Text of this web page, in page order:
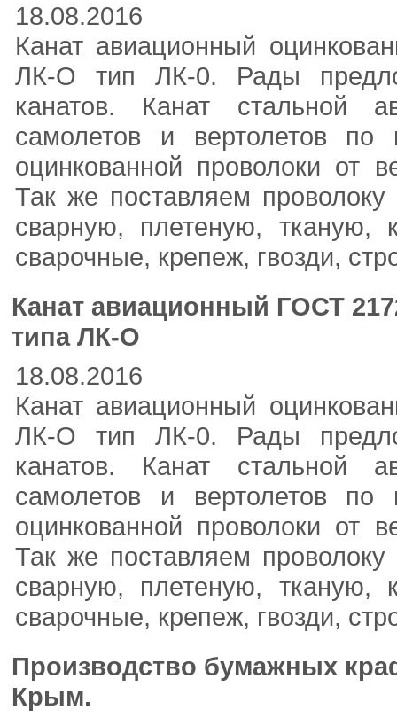
18.08.2016
Канат авиационный
ЛК-О тип ЛК-0. Рады
канатов. Канат стальной
самолетов и вертолетов
оцинкованной проволоки от
Так же поставляем
сварную, плетеную, тканую,
сварочные, крепеж, гвозди,
Канат авиационный ГОСТ
типа ЛК-О
18.08.2016
Канат авиационный
ЛК-О тип ЛК-0. Рады
канатов. Канат стальной
самолетов и вертолетов
оцинкованной проволоки от
Так же поставляем
сварную, плетеную, тканую,
сварочные, крепеж, гвозди,
Производство бумажных
Крым.